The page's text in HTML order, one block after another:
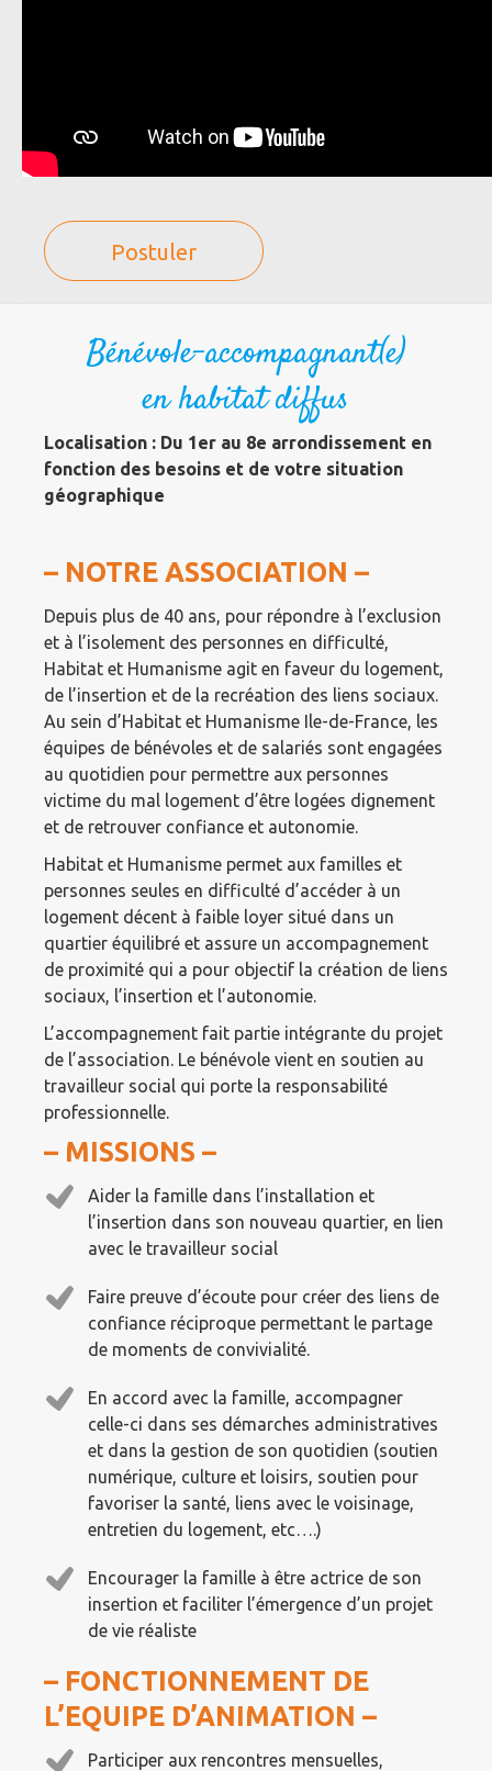
Postuler
Bénévole-accompagnant(e)
en habitat diffus
Localisation : Du 1er au 8e arrondissement en
fonction des besoins et de votre situation
géographique
– NOTRE ASSOCIATION –
Depuis plus de 40 ans, pour répondre à l’exclusion
et à l’isolement des personnes en difficulté,
Habitat et Humanisme agit en faveur du logement,
de l’insertion et de la recréation des liens sociaux.
Au sein d’Habitat et Humanisme Ile-de-France, les
équipes de bénévoles et de salariés sont engagées
au quotidien pour permettre aux personnes
victime du mal logement d’être logées dignement
et de retrouver confiance et autonomie.
Habitat et Humanisme permet aux familles et
personnes seules en difficulté d’accéder à un
logement décent à faible loyer situé dans un
quartier équilibré et assure un accompagnement
de proximité qui a pour objectif la création de liens
sociaux, l’insertion et l’autonomie.
L’accompagnement fait partie intégrante du projet
de l’association. Le bénévole vient en soutien au
travailleur social qui porte la responsabilité
professionnelle.
– MISSIONS –
Aider la famille dans l’installation et
l’insertion dans son nouveau quartier, en lien
avec le travailleur social
Faire preuve d’écoute pour créer des liens de
confiance réciproque permettant le partage
de moments de convivialité.
En accord avec la famille, accompagner
celle-ci dans ses démarches administratives
et dans la gestion de son quotidien (soutien
numérique, culture et loisirs, soutien pour
favoriser la santé, liens avec le voisinage,
entretien du logement, etc….)
Encourager la famille à être actrice de son
insertion et faciliter l’émergence d’un projet
de vie réaliste
– FONCTIONNEMENT DE
L’EQUIPE D’ANIMATION –
Participer aux rencontres mensuelles,